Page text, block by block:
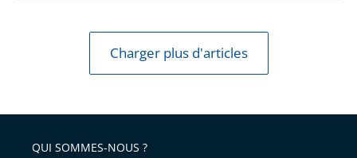
Charger plus d'articles
QUI SOMMES-NOUS ?